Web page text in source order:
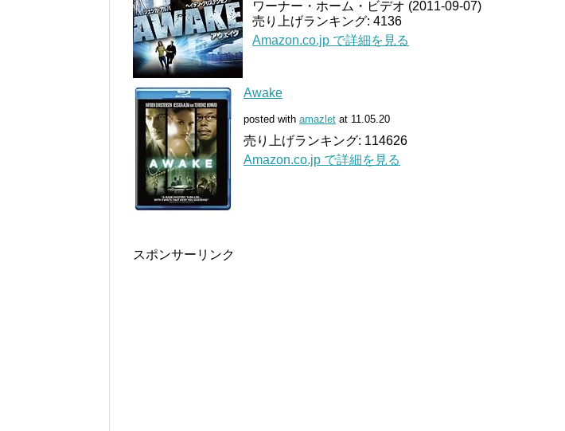
ワーナー・ホーム・ビデオ (2011-09-07)
売り上げランキング: 4136
Amazon.co.jp で詳細を見る
Awake
posted with amazlet at 11.05.20
売り上げランキング: 114626
Amazon.co.jp で詳細を見る
スポンサーリンク